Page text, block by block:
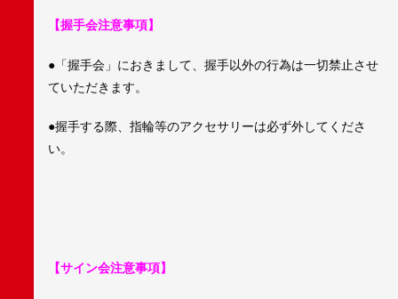
【握手会注意事項】
●「握手会」におきまして、握手以外の行為は一切禁止させ
ていただきます。
●握手する際、指輪等のアクセサリーは必ず外してくださ
い。
【サイン会注意事項】